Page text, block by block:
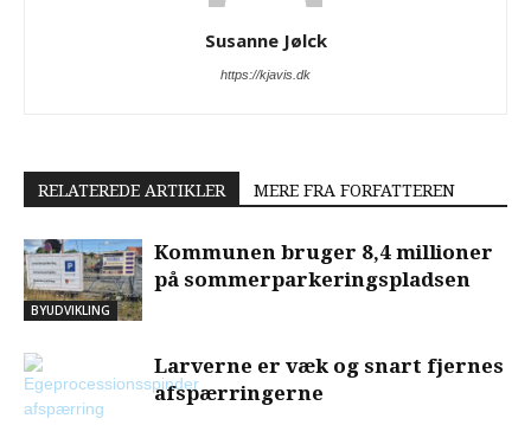
Susanne Jølck
https://kjavis.dk
RELATEREDE ARTIKLER MERE FRA FORFATTEREN
BYUDVIKLING
Kommunen bruger 8,4 millioner
på sommerparkeringspladsen
Larverne er væk og snart fjernes
afspærringerne